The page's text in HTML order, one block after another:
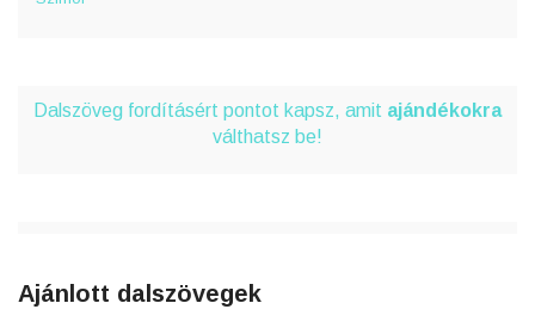
Dalszöveg fordításért pontot kapsz, amit ajándékokra
válthatsz be!
Ajánlott dalszövegek